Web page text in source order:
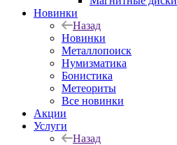
Новинки
Назад
Новинки
Металлопоиск
Нумизматика
Бонистика
Метеориты
Все новинки
Акции
Услуги
Назад